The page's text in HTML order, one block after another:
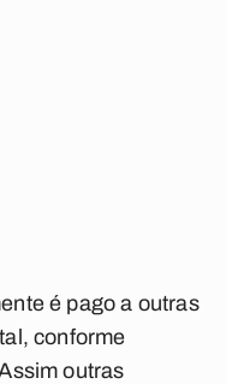
é pago a outras
conforme
outras